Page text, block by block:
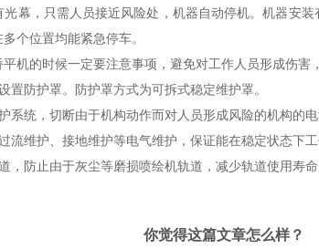
幕，只需人员接近风险处，机器自动停机。机器安
个位置均能紧急停车。
机的时候一定要注意事项，避免对工作人员形成伤害
置防护罩。防护罩方式为可拆式稳定维护罩。
系统，切断由于机构动作而对人员形成风险的机构的电
流维护、接地维护等电气维护，保证能在稳定状态下工
，防止由于灰尘等磨损喷绘机轨道，减少轨道使用寿命
你觉得这篇文章怎么样？